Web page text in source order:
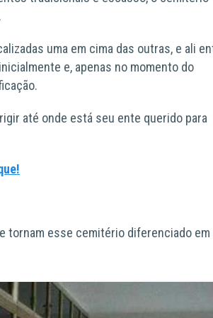
uma em cima das outras, e ali
e, apenas no momento do
até onde está seu ente querido para
tornam esse cemitério diferenciado em